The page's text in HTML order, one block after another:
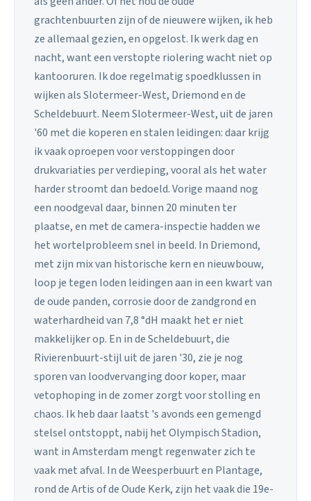
grachtenbuurten zijn of de nieuwere wijken, ik heb
ze allemaal gezien, en opgelost. Ik werk dag en
nacht, want een verstopte riolering wacht niet op
kantooruren. Ik doe regelmatig spoedklussen in
wijken als Slotermeer-West, Driemond en de
Scheldebuurt. Neem Slotermeer-West, uit de jaren
'60 met die koperen en stalen leidingen: daar krijg
ik vaak oproepen voor verstoppingen door
drukvariaties per verdieping, vooral als het water
harder stroomt dan bedoeld. Vorige maand nog
een noodgeval daar, binnen 20 minuten ter
plaatse, en met de camera-inspectie hadden we
het wortelprobleem snel in beeld. In Driemond,
met zijn mix van historische kern en nieuwbouw,
loop je tegen loden leidingen aan in een kwart van
de oude panden, corrosie door de zandgrond en
waterhardheid van 7,8 °dH maakt het er niet
makkelijker op. En in de Scheldebuurt, die
Rivierenbuurt-stijl uit de jaren '30, zie je nog
sporen van loodvervanging door koper, maar
vetophoping in de zomer zorgt voor stolling en
chaos. Ik heb daar laatst 's avonds een gemengd
stelsel ontstoppt, nabij het Olympisch Stadion,
want in Amsterdam mengt regenwater zich te
vaak met afval. In de Weesperbuurt en Plantage,
rond de Artis of de Oude Kerk, zijn het vaak die 19e-